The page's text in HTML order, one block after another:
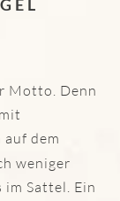
Motto. Denn
dem
weniger
Sattel. Ein